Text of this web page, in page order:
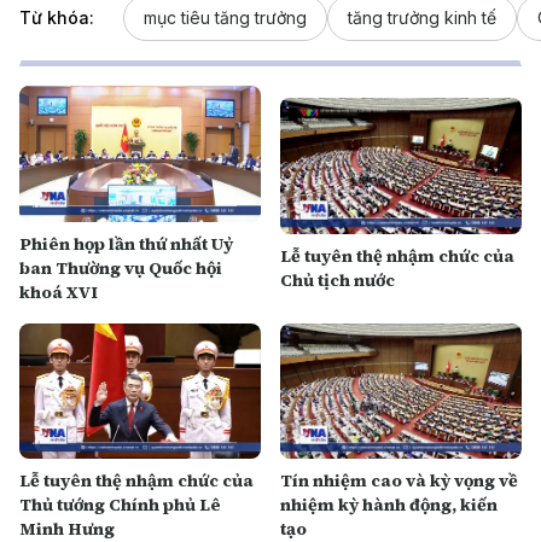
Từ khóa: mục tiêu tăng trưởng tăng trưởng kinh tế
Phiên họp lần thứ nhất Uỷ
ban Thường vụ Quốc hội
khoá XVI
Lễ tuyên thệ nhậm chức của
Chủ tịch nước
Lễ tuyên thệ nhậm chức của
Thủ tướng Chính phủ Lê
Minh Hưng
Tín nhiệm cao và kỳ vọng về
nhiệm kỳ hành động, kiến
tạo